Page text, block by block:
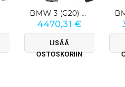
BMW 3 (G20) 330 E Plug-In-Hybrid
4470,31 €
LISÄÄ
OSTOSKORIIN